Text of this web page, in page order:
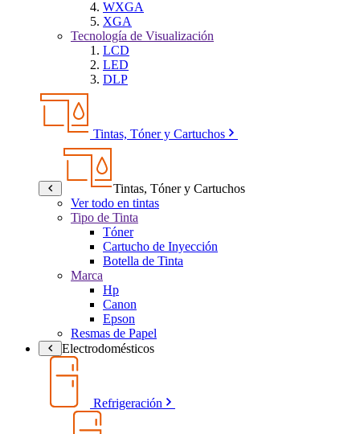
WXGA
XGA
Tecnología de Visualización
LCD
LED
DLP
Tintas, Tóner y Cartuchos
Tintas, Tóner y Cartuchos
Ver todo en tintas
Tipo de Tinta
Tóner
Cartucho de Inyección
Botella de Tinta
Marca
Hp
Canon
Epson
Resmas de Papel
Electrodomésticos
Refrigeración